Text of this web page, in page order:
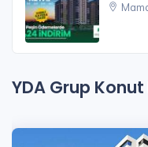
YDA Grup